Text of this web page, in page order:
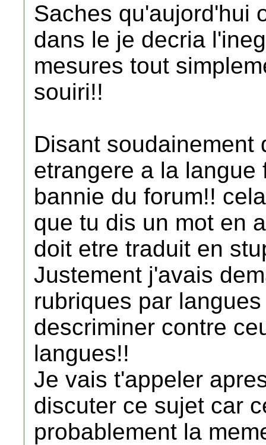
Saches qu'aujord'hui
dans le je decria
mesures tout
souiri!!
Disant soudainement
etrangere a la
bannie du forum!!
que tu dis un mot en
doit etre traduit en
Justement j'avais
rubriques par
descriminer contre
langues!!
Je vais t'appeler
discuter ce sujet car
probablement la